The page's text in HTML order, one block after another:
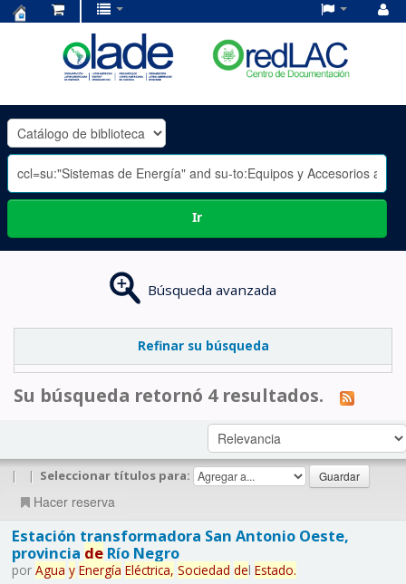
OLADE
-
Ir
Búsqueda avanzada
Refinar su búsqueda
Su búsqueda retornó 4 resultados.
| | Seleccionar títulos para:
Hacer reserva
Estación transformadora San Antonio Oeste,
provincia deRío Negro
por Agua y Energía Eléctrica, Sociedad del Estado.